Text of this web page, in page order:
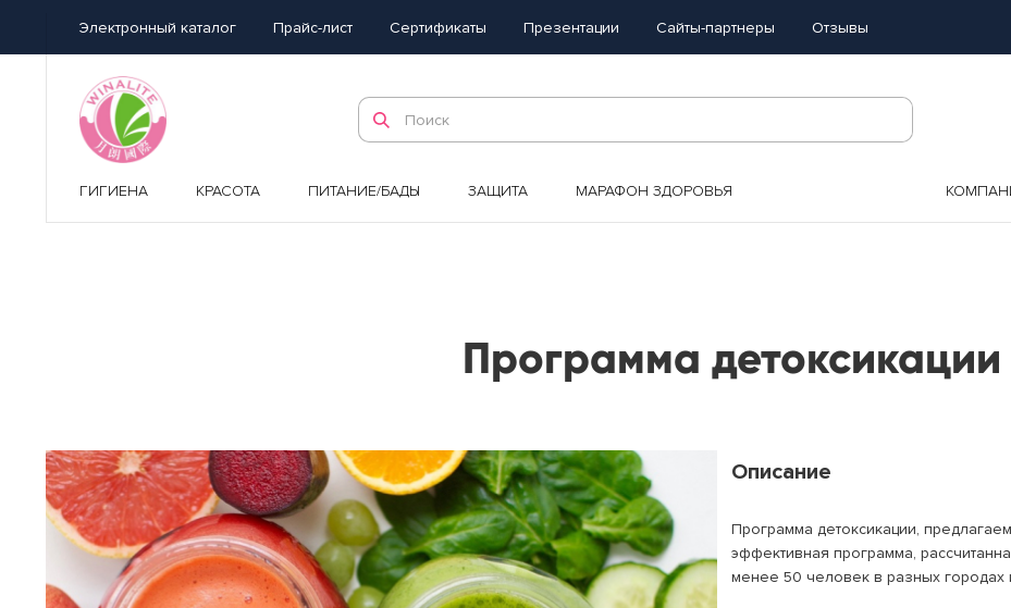
Электронный каталог Прайс-лист Сертификаты Презентации Сайты-партнеры Отзывы
ГИГИЕНА КРАСОТА ПИТАНИЕ/БАДЫ ЗАЩИТА МАРАФОН ЗДОРОВЬЯ
Программа детоксикации
Описание
Программа детоксикации,
эффективная программа,
менее 50 человек в разных городах